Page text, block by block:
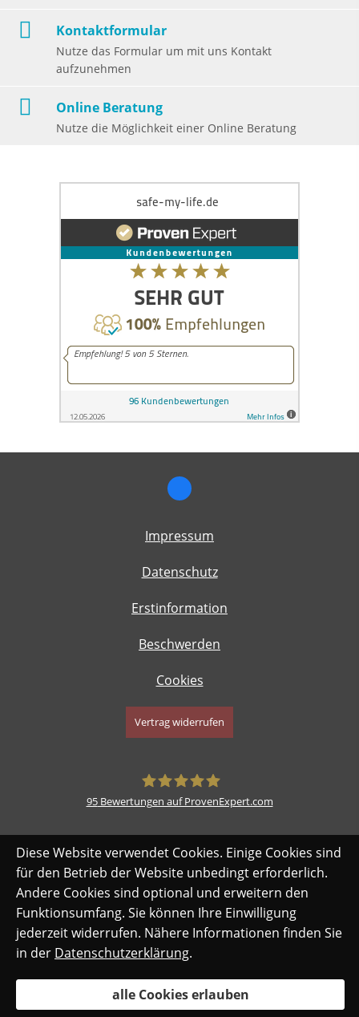
Kontaktformular
Nutze das Formular um mit uns Kontakt
aufzunehmen
Online Beratung
Nutze die Möglichkeit einer Online Beratung
Impressum
Datenschutz
Erstinformation
Beschwerden
Cookies
Vertrag widerrufen
95Bewertungen auf ProvenExpert.com
Diese Website verwendet Cookies. Einige Cookies sind
für den Betrieb der Website unbedingt erforderlich.
Andere Cookies sind optional und erweitern den
Funktionsumfang. Sie können Ihre Einwilligung
jederzeit widerrufen. Nähere Informationen finden Sie
in der Datenschutzerklärung.
alle Cookies erlauben